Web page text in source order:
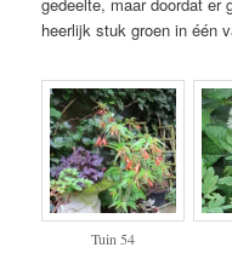
heerlijk stuk groen in één
Tuin 54